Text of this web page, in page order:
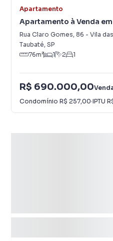
Apartamento
Apartamento à Venda
Rua Claro Gomes, 86 - Vila
Taubaté, SP
76m² 1 2 1
R$ 690.000,00
Condomínio R$ 257,00·IPTU